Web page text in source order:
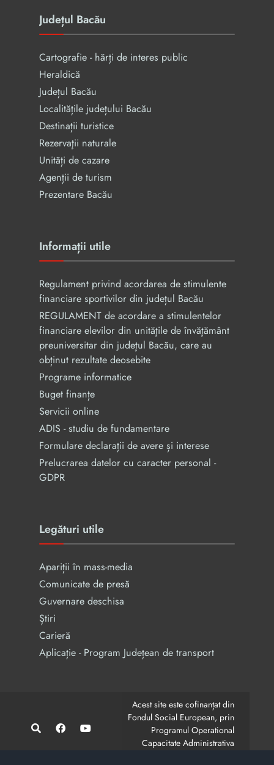
Județul Bacău
Cartografie - hărți de interes public
Heraldică
Județul Bacău
Localitățile județului Bacău
Destinații turistice
Rezervaţii naturale
Unități de cazare
Agenții de turism
Prezentare Bacău
Informații utile
Regulament privind acordarea de stimulente
financiare sportivilor din județul Bacău
REGULAMENT de acordare a stimulentelor
financiare elevilor din unităţile de învăţământ
preuniversitar din judeţul Bacău, care au
obținut rezultate deosebite
Programe informatice
Buget finanțe
Servicii online
ADIS - studiu de fundamentare
Formulare declarații de avere și interese
Prelucrarea datelor cu caracter personal -
GDPR
Legături utile
Apariții în mass-media
Comunicate de presă
Guvernare deschisa
Știri
Carieră
Aplicație - Program Județean de transport
Acest site este cofinanțat din
Fondul Social European, prin
Programul Operational
Capacitate Administrativa